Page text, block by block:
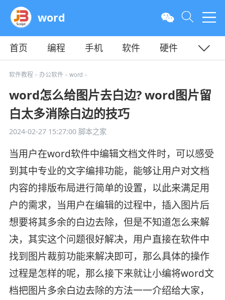
word
首页 编程 手机 软件
硬件
教程
平面 服务器
软件教程 > 办公软件> word >
word怎么给图片去白边? word图片留
白太多消除白边的技巧
2024-02-27 15:27:00脚本之家
当用户在word软件中编辑文档文件时，可以感受
到其中专业的文字编排功能，能够让用户对文档
内容的排版布局进行简单的设置，以此来满足用
户的需求，当用户在编辑的过程中，插入图片后
想要将其多余的白边去除，但是不知道怎么来解
决，其实这个问题很好解决，用户直接在软件中
找到图片裁剪功能来解决即可，那么具体的操作
过程是怎样的呢，那么接下来就让小编将word文
档把图片多余白边去除的方法一一介绍给大家，